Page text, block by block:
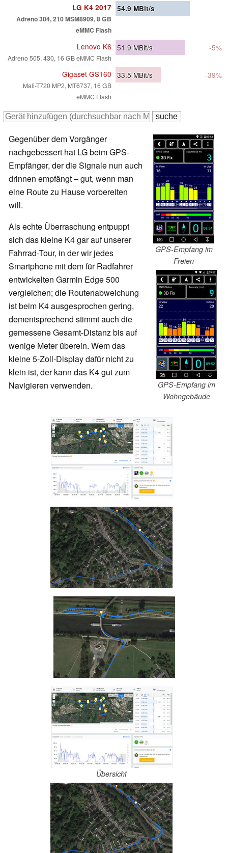
LG K4 2017
Adreno 304, 210 MSM8909, 8 GB
eMMC Flash
54.9 MBit/s
Lenovo K6
Adreno 505, 430, 16 GB eMMC Flash
51.9 MBit/s -5%
Gigaset GS160
Mali-T720 MP2, MT6737, 16 GB
eMMC Flash
33.5 MBit/s -39%
GPS-Empfang im
Freien
GPS-Empfang im
Wohngebäude
Gegenüber dem Vorgänger
nachgebessert hat LG beim GPS-
Empfänger, der die Signale nun auch
drinnen empfängt – gut, wenn man
eine Route zu Hause vorbereiten
will.
Als echte Überraschung entpuppt
sich das kleine K4 gar auf unserer
Fahrrad-Tour, in der wir jedes
Smartphone mit dem für Radfahrer
entwickelten Garmin Edge 500
vergleichen; die Routenabweichung
ist beim K4 ausgesprochen gering,
dementsprechend stimmt auch die
gemessene Gesamt-Distanz bis auf
wenige Meter überein. Wem das
kleine 5-Zoll-Display dafür nicht zu
klein ist, der kann das K4 gut zum
Navigieren verwenden.
Übersicht